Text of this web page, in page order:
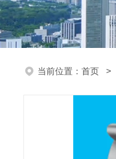
当前位置： 首页 >